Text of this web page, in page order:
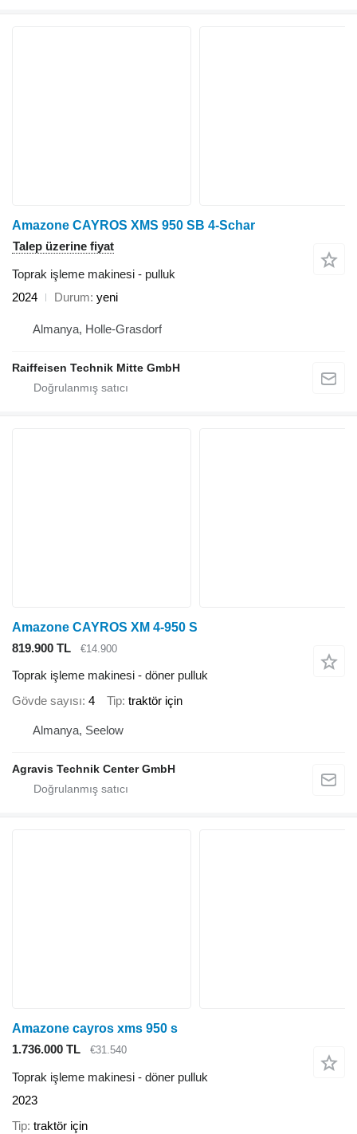
Amazone CAYROS XMS 950 SB 4-Schar
Talep üzerine fiyat
Toprak işleme makinesi - pulluk
2024
Durum yeni
Almanya, Holle-Grasdorf
Raiffeisen Technik Mitte GmbH
Amazone CAYROS XM 4-950 S
819.900 TL
€14.900
Toprak işleme makinesi - döner pulluk
Gövde sayısı 4 Tip traktör için
Almanya, Seelow
Agravis Technik Center GmbH
Amazone cayros xms 950 s
1.736.000 TL
€31.540
Toprak işleme makinesi - döner pulluk
2023
Tip traktör için